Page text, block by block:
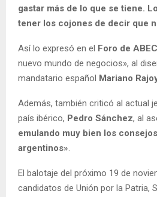
gastar más de lo que se tiene.
tener los cojones de decir que
Así lo expresó en el Foro de
nuevo mundo de negocios», al
mandatario español Mariano
Además, también criticó al actual
país ibérico, Pedro Sánchez, al
emulando muy bien los
argentinos».
El balotaje del próximo 19 de
candidatos de Unión por la Patria,